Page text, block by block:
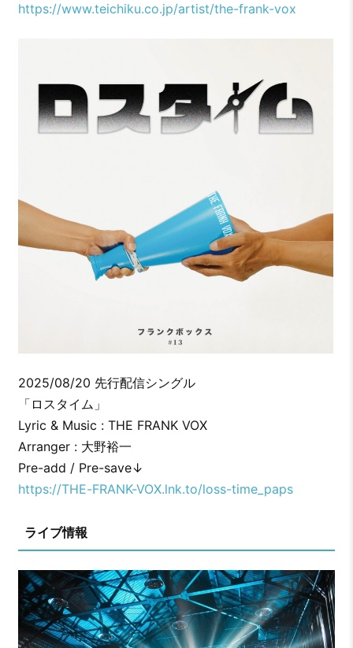
https://www.teichiku.co.jp/artist/the-frank-vox
2025/08/20 先行配信シングル
「ロスタイム」
Lyric & Music : THE FRANK VOX
Arranger : 大野裕一
Pre-add / Pre-save↓
https://THE-FRANK-VOX.lnk.to/loss-time_paps
ライブ情報